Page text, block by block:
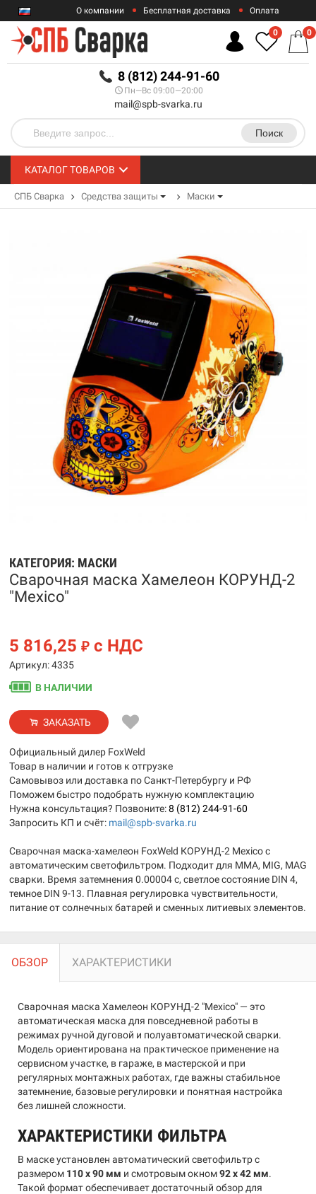
RUB
О компании Бесплатная доставка Оплата
Гарантии
8 (812) 244-91-60
Пн—Вс 09:00—20:00
mail@spb-svarka.ru
Поиск
0 0
КАТАЛОГ ТОВАРОВ
СПБ Сварка Средства защиты Маски
КАТЕГОРИЯ: МАСКИ
Сварочная маска Хамелеон КОРУНД-2
"Mexico"
5 816,25 ₽ с НДС
Артикул: 4335
В НАЛИЧИИ
ЗАКАЗАТЬ
Официальный дилер FoxWeld
Товар в наличии и готов к отгрузке
Самовывоз или доставка по Санкт-Петербургу и РФ
Поможем быстро подобрать нужную комплектацию
Нужна консультация? Позвоните:8 (812) 244-91-60
Запросить КП и счёт: mail@spb-svarka.ru
Сварочная маска-хамелеон FoxWeld КОРУНД-2 Mexico с
автоматическим светофильтром. Подходит для MMA, MIG, MAG
сварки. Время затемнения 0.00004 с, светлое состояние DIN 4,
темное DIN 9-13. Плавная регулировка чувствительности,
питание от солнечных батарей и сменных литиевых элементов.
ОБЗОР ХАРАКТЕРИСТИКИ
Сварочная маска Хамелеон КОРУНД-2 "Mexico" — это
автоматическая маска для повседневной работы в
режимах ручной дуговой и полуавтоматической сварки.
Модель ориентирована на практическое применение на
сервисном участке, в гараже, в мастерской и при
регулярных монтажных работах, где важны стабильное
затемнение, базовые регулировки и понятная настройка
без лишней сложности.
ХАРАКТЕРИСТИКИ ФИЛЬТРА
В маске установлен автоматический светофильтр с
размером 110 x 90 мм и смотровым окном92 x 42 мм.
Такой формат обеспечивает достаточный обзор для